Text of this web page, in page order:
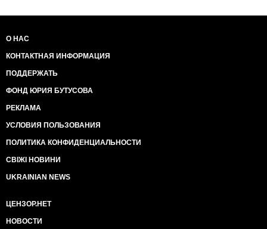
О НАС
КОНТАКТНАЯ ИНФОРМАЦИЯ
ПОДДЕРЖАТЬ
ФОНД ЮРИЯ БУТУСОВА
РЕКЛАМА
УСЛОВИЯ ПОЛЬЗОВАНИЯ
ПОЛИТИКА КОНФИДЕНЦИАЛЬНОСТИ
СВІЖІ НОВИНИ
UKRAINIAN NEWS
ЦЕНЗОР.НЕТ
НОВОСТИ